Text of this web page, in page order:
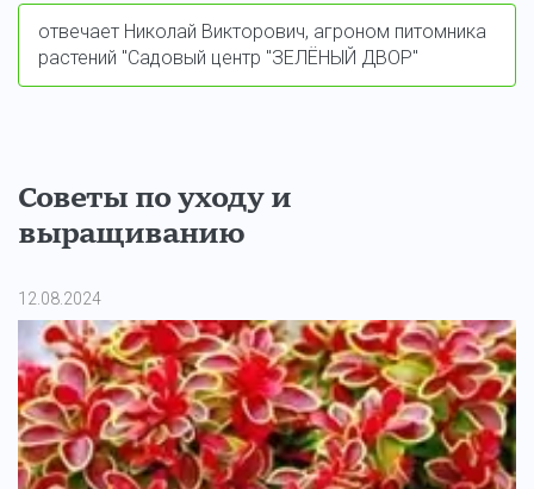
отвечает Николай Викторович, агроном питомника
растений "Садовый центр "ЗЕЛЁНЫЙ ДВОР"
Советы по уходу и
выращиванию
12.08.2024